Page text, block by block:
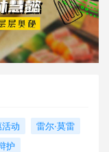
动
雷尔·莫雷
护